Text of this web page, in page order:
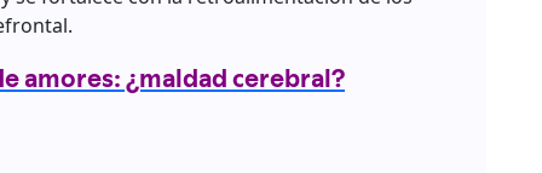
amores: ¿maldad cerebral?